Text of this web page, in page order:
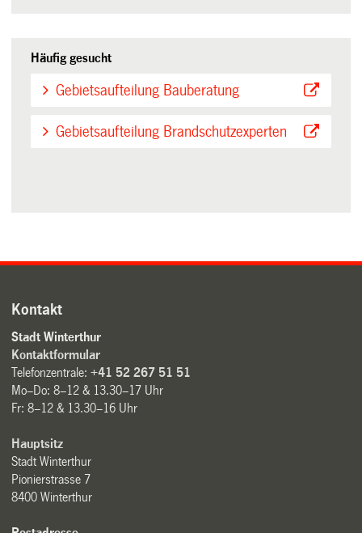
Häufig gesucht
Gebietsaufteilung Bauberatung
Gebietsaufteilung Brandschutzexperten
Kontakt
Stadt Winterthur
Kontaktformular
Telefonzentrale:+41 52 267 51 51
Mo–Do: 8–12 & 13.30–17 Uhr
Fr: 8–12 & 13.30–16 Uhr
Hauptsitz
Stadt Winterthur
Pionierstrasse 7
8400 Winterthur